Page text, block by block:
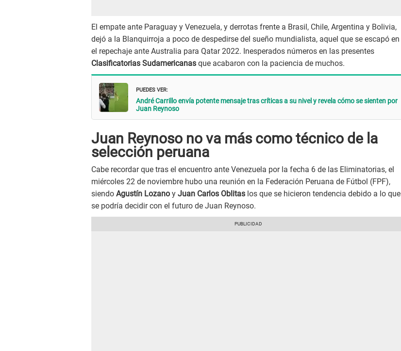
El empate ante Paraguay y Venezuela, y derrotas frente a Brasil, Chile, Argentina y Bolivia,
dejó a la Blanquirroja a poco de despedirse del sueño mundialista, aquel que se escapó en
el repechaje ante Australia para Qatar 2022. Inesperados números en las presentes
Clasificatorias Sudamericanas que acabaron con la paciencia de muchos.
PUEDES VER:
André Carrillo envía potente mensaje tras críticas a su nivel y revela cómo se sienten por
Juan Reynoso
Juan Reynoso no va más como técnico de la
selección peruana
Cabe recordar que tras el encuentro ante Venezuela por la fecha 6 de las Eliminatorias, el
miércoles 22 de noviembre hubo una reunión en la Federación Peruana de Fútbol (FPF),
siendo Agustín Lozano y Juan Carlos Oblitas los que se hicieron tendencia debido a lo que
se podría decidir con el futuro de Juan Reynoso.